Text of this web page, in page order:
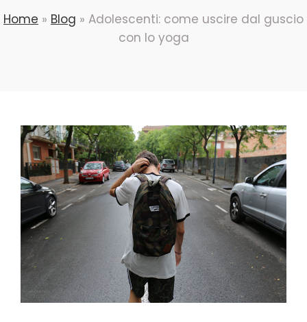
Home » Blog » Adolescenti: come uscire dal guscio
con lo yoga